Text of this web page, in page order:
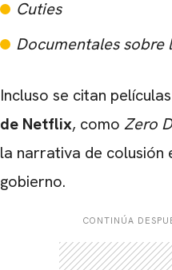
Cuties
Documentales sobre
Incluso se citan
de Netflix, como Zero
la narrativa de
gobierno.
CONTINÚA